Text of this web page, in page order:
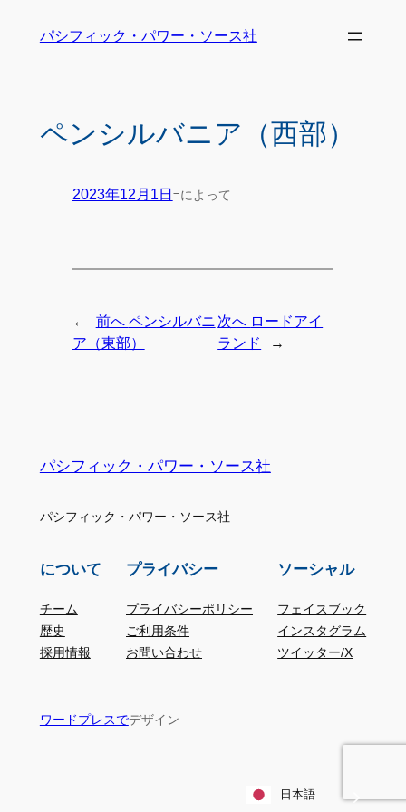
パシフィック・パワー・ソース社
ペンシルバニア（西部）
2023年12月1日 -によって
← 前へ ペンシルバニ
ア（東部）
次へ ロードアイ
ランド
→
パシフィック・パワー・ソース社
パシフィック・パワー・ソース社
について
チーム
歴史
採用情報
プライバシー
プライバシーポリシー
ご利用条件
お問い合わせ
ソーシャル
フェイスブック
インスタグラム
ツイッター/X
ワードプレスでデザイン
日本語